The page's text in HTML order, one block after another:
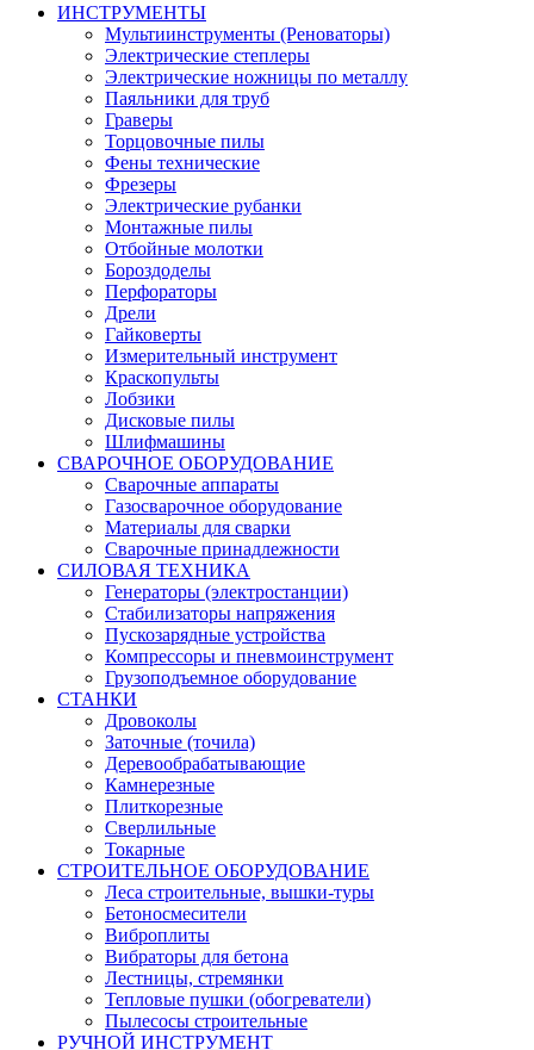
ИНСТРУМЕНТЫ
Мультиинструменты (Реноваторы)
Электрические степлеры
Электрические ножницы по металлу
Паяльники для труб
Граверы
Торцовочные пилы
Фены технические
Фрезеры
Электрические рубанки
Монтажные пилы
Отбойные молотки
Бороздоделы
Перфораторы
Дрели
Гайковерты
Измерительный инструмент
Краскопульты
Лобзики
Дисковые пилы
Шлифмашины
СВАРОЧНОЕ ОБОРУДОВАНИЕ
Сварочные аппараты
Газосварочное оборудование
Материалы для сварки
Сварочные принадлежности
СИЛОВАЯ ТЕХНИКА
Генераторы (электростанции)
Стабилизаторы напряжения
Пускозарядные устройства
Компрессоры и пневмоинструмент
Грузоподъемное оборудование
СТАНКИ
Дровоколы
Заточные (точила)
Деревообрабатывающие
Камнерезные
Плиткорезные
Сверлильные
Токарные
СТРОИТЕЛЬНОЕ ОБОРУДОВАНИЕ
Леса строительные, вышки-туры
Бетоносмесители
Виброплиты
Вибраторы для бетона
Лестницы, стремянки
Тепловые пушки (обогреватели)
Пылесосы строительные
РУЧНОЙ ИНСТРУМЕНТ